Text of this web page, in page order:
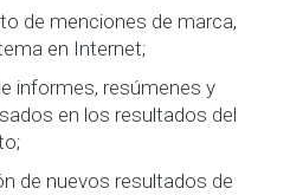
de menciones de marca,
en Internet;
informes, resúmenes y
en los resultados del
de nuevos resultados de